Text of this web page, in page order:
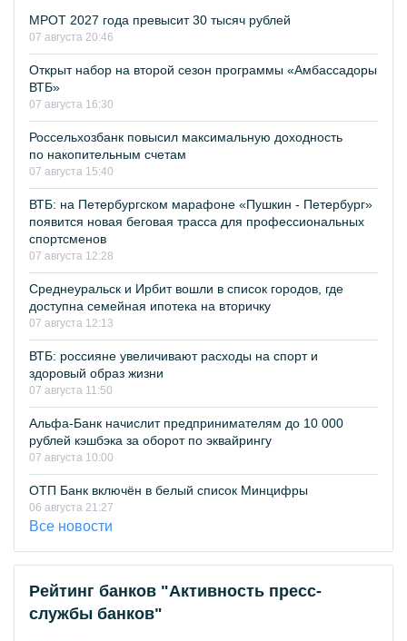
МРОТ 2027 года превысит 30 тысяч рублей
07 августа 20:46
Открыт набор на второй сезон программы «Амбассадоры
ВТБ»
07 августа 16:30
Россельхозбанк повысил максимальную доходность
по накопительным счетам
07 августа 15:40
ВТБ: на Петербургском марафоне «Пушкин - Петербург»
появится новая беговая трасса для профессиональных
спортсменов
07 августа 12:28
Среднеуральск и Ирбит вошли в список городов, где
доступна семейная ипотека на вторичку
07 августа 12:13
ВТБ: россияне увеличивают расходы на спорт и
здоровый образ жизни
07 августа 11:50
Альфа-Банк начислит предпринимателям до 10 000
рублей кэшбэка за оборот по эквайрингу
07 августа 10:00
ОТП Банк включён в белый список Минцифры
06 августа 21:27
Все новости
Рейтинг банков "Активность пресс-
службы банков"